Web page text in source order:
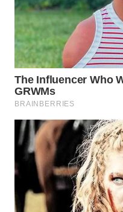
TINGGI
WN
PAKPAK
WN
KARAWANG
WN
BEKASI
WN
BOGOR